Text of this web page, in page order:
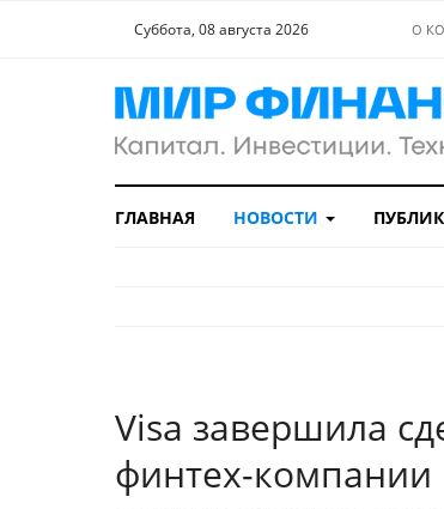
Суббота, 08 августа 2026 О
ГЛАВНАЯ НОВОСТИ
Visa завершила
финтех-компании